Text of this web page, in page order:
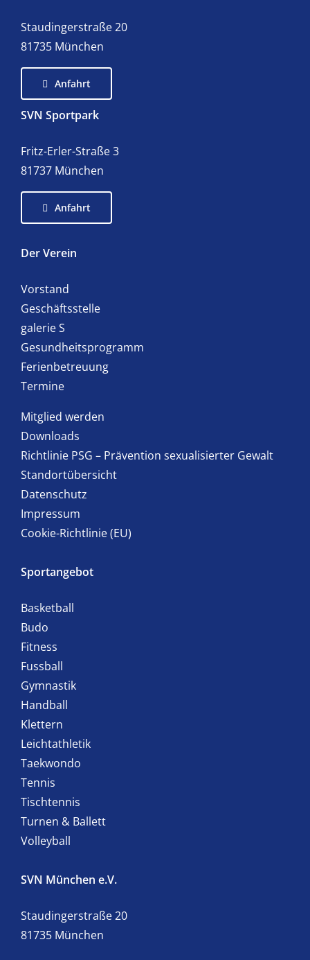
Staudingerstraße 20
81735 München
Anfahrt
SVN Sportpark
Fritz-Erler-Straße 3
81737 München
Anfahrt
Der Verein
Vorstand
Geschäftsstelle
galerie S
Gesundheitsprogramm
Ferienbetreuung
Termine
Mitglied werden
Downloads
Richtlinie PSG – Prävention sexualisierter Gewalt
Standortübersicht
Datenschutz
Impressum
Cookie-Richtlinie (EU)
Sportangebot
Basketball
Budo
Fitness
Fussball
Gymnastik
Handball
Klettern
Leichtathletik
Taekwondo
Tennis
Tischtennis
Turnen & Ballett
Volleyball
SVN München e.V.
Staudingerstraße 20
81735 München